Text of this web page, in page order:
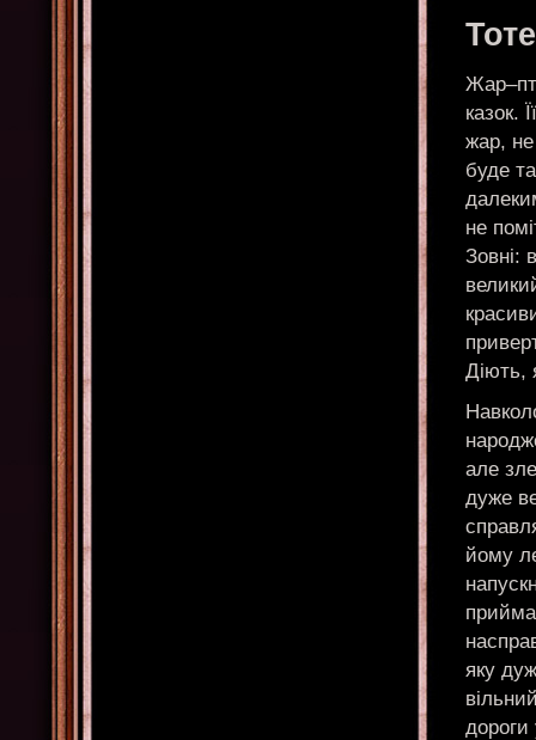
казок.
жар, не
буде
не
Зовні:
Діють,
але
дуже
йому
яку
дороги